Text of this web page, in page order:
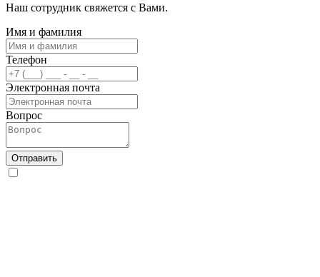
Наш сотрудник свяжется с Вами.
Имя и фамилия
Телефон
Электронная почта
Вопрос
Отправить